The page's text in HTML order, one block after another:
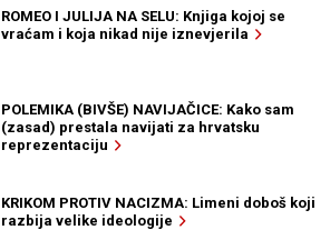
ROMEO I JULIJA NA SELU: Knjiga kojoj se
vraćam i koja nikad nije iznevjerila
POLEMIKA (BIVŠE) NAVIJAČICE: Kako sam
(zasad) prestala navijati za hrvatsku
reprezentaciju
KRIKOM PROTIV NACIZMA: Limeni doboš koji
razbija velike ideologije